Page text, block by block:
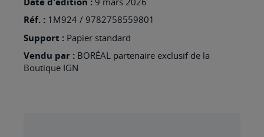
ET
Réf. : 1M924 / 9782758559801
Support : Papier standard
Vendu par : BORÉAL partenaire exclusif de la
Boutique IGN